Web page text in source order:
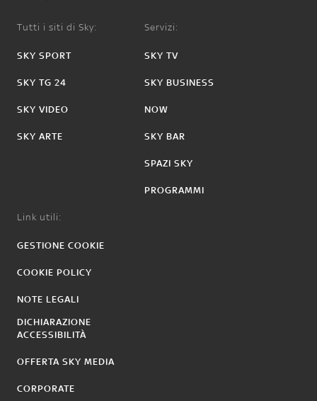
Tutti i siti di Sky:
SKY SPORT
SKY TG 24
SKY VIDEO
SKY ARTE
Servizi:
SKY TV
SKY BUSINESS
NOW
SKY BAR
SPAZI SKY
PROGRAMMI
Link utili:
GESTIONE COOKIE
COOKIE POLICY
NOTE LEGALI
DICHIARAZIONE
ACCESSIBILITÀ
OFFERTA SKY MEDIA
CORPORATE